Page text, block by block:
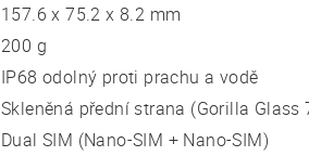
157.6 x 75.2 x 8.2 mm
200 g
IP68 odolný proti prachu a vodě
Skleněná přední strana (Gorilla Glass
Dual SIM (Nano-SIM + Nano-SIM)